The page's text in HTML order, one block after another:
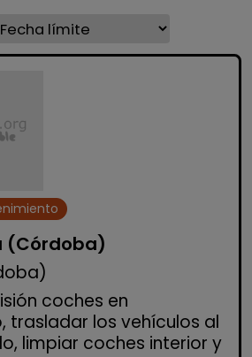
(Córdoba)
coches en
trasladar los vehículos al
limpiar coches interior y